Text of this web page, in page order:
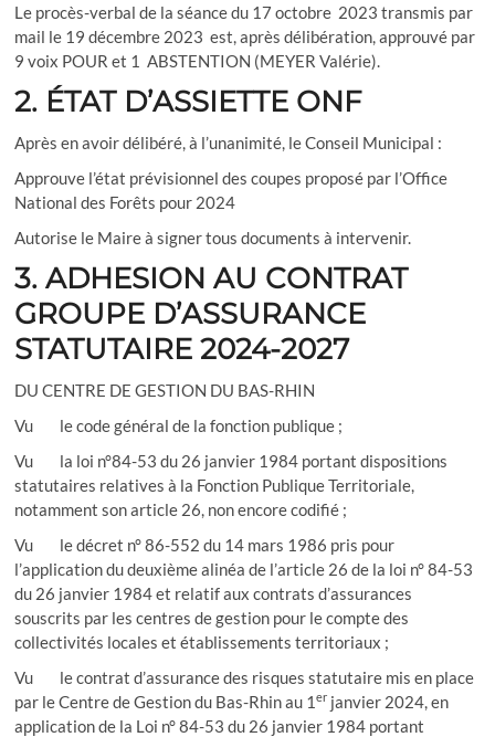
Le procès-verbal de la séance du 17 octobre 2023 transmis par
mail le 19 décembre 2023 est, après délibération, approuvé par
9 voix POUR et 1 ABSTENTION (MEYER Valérie).
2. ÉTAT D’ASSIETTE ONF
Après en avoir délibéré, à l’unanimité, le Conseil Municipal :
Approuve l’état prévisionnel des coupes proposé par l’Office
National des Forêts pour 2024
Autorise le Maire à signer tous documents à intervenir.
3. ADHESION AU CONTRAT
GROUPE D’ASSURANCE
STATUTAIRE 2024-2027
DU CENTRE DE GESTION DU BAS-RHIN
Vu le code général de la fonction publique ;
Vu la loi n°84-53 du 26 janvier 1984 portant dispositions
statutaires relatives à la Fonction Publique Territoriale,
notamment son article 26, non encore codifié ;
Vu le décret n° 86-552 du 14 mars 1986 pris pour
l’application du deuxième alinéa de l’article 26 de la loi n° 84-53
du 26 janvier 1984 et relatif aux contrats d’assurances
souscrits par les centres de gestion pour le compte des
collectivités locales et établissements territoriaux ;
Vu le contrat d’assurance des risques statutaire mis en place
par le Centre de Gestion du Bas-Rhin au 1er janvier 2024, en
application de la Loi n° 84-53 du 26 janvier 1984 portant